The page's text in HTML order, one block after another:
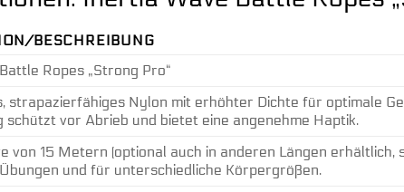
BESCHREIBUNG
Ropes „Strong Pro“
strapazierfähiges Nylon mit erhöhter Dichte für optimale
schützt vor Abrieb und bietet eine angenehme Haptik.
von 15 Metern (optional auch in anderen Längen
und für unterschiedliche Körpergrößen.